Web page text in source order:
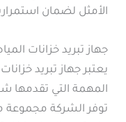
الأمثل لضمان
جهاز تبريد خزانات
يعتبر جهاز تبريد
المهمة التي تقدمها
توفر الشركة مجموعة